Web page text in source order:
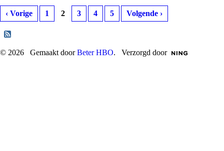
‹ Vorige 1 2 3 4 5 Volgende ›
© 2026 Gemaakt doorBeter HBO. Verzorgd door